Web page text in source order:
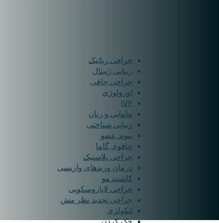
جراحی رباتیک
زیبایی ژنیتال
جراحی چاقی
اورولوژی
IVF
مامایی و زنان
زیبایی شناختی
پیوند عضو
چاقوی گاما
جراحی پلاستیک
درمان وریدهای واریسی
کاشت مو
جراحی لاپاروسکوپی
جراحی تجدید نظر مش
انکولژی